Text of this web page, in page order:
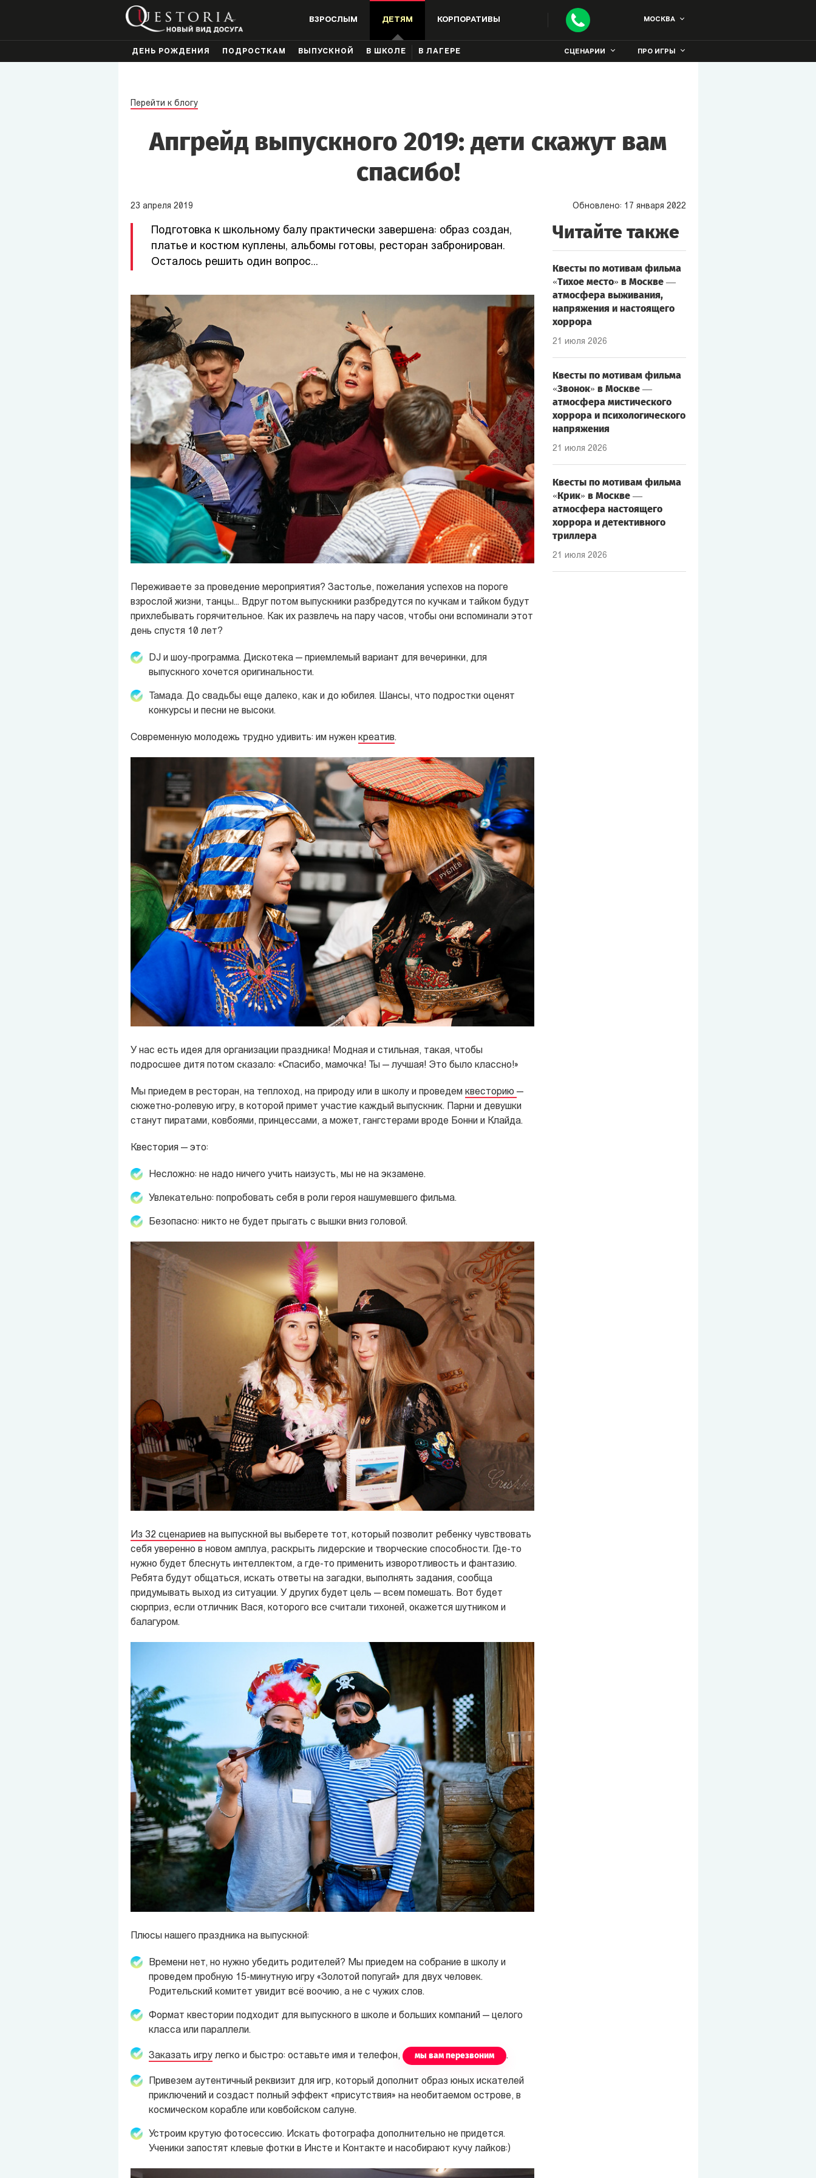
ВЗРОСЛЫМ ДЕТЯМ КОРПОРАТИВЫ МОСКВА
ДЕНЬ РОЖДЕНИЯ ПОДРОСТКАМ ВЫПУСКНОЙ В ШКОЛЕ В ЛАГЕРЕ СЦЕНАРИИ ПРО ИГРЫ
Перейти к блогу
Апгрейд выпускного 2019: дети скажут вам
спасибо!
23 апреля 2019 Обновлено: 17 января 2022
Подготовка к школьному балу практически завершена: образ создан,
платье и костюм куплены, альбомы готовы, ресторан забронирован.
Осталось решить один вопрос...
Переживаете за проведение мероприятия? Застолье, пожелания успехов на пороге
взрослой жизни, танцы… Вдруг потом выпускники разбредутся по кучкам и тайком будут
прихлебывать горячительное. Как их развлечь на пару часов, чтобы они вспоминали этот
день спустя 10 лет?
DJ и шоу-программа. Дискотека — приемлемый вариант для вечеринки, для
выпускного хочется оригинальности.
Тамада. До свадьбы еще далеко, как и до юбилея. Шансы, что подростки оценят
конкурсы и песни не высоки.
Современную молодежь трудно удивить: им нужен креатив.
У нас есть идея для организации праздника! Модная и стильная, такая, чтобы
подросшее дитя потом сказало: «Спасибо, мамочка! Ты — лучшая! Это было классно!»
Мы приедем в ресторан, на теплоход, на природу или в школу и проведем квесторию —
сюжетно-ролевую игру, в которой примет участие каждый выпускник. Парни и девушки
станут пиратами, ковбоями, принцессами, а может, гангстерами вроде Бонни и Клайда.
Квестория — это:
Несложно: не надо ничего учить наизусть, мы не на экзамене.
Увлекательно: попробовать себя в роли героя нашумевшего фильма.
Безопасно: никто не будет прыгать с вышки вниз головой.
Из 32 сценариев на выпускной вы выберете тот, который позволит ребенку чувствовать
себя уверенно в новом амплуа, раскрыть лидерские и творческие способности. Где-то
нужно будет блеснуть интеллектом, а где-то применить изворотливость и фантазию.
Ребята будут общаться, искать ответы на загадки, выполнять задания, сообща
придумывать выход из ситуации. У других будет цель — всем помешать. Вот будет
сюрприз, если отличник Вася, которого все считали тихоней, окажется шутником и
балагуром.
Плюсы нашего праздника на выпускной:
Времени нет, но нужно убедить родителей? Мы приедем на собрание в школу и
проведем пробную 15-минутную игру «Золотой попугай» для двух человек.
Родительский комитет увидит всё воочию, а не с чужих слов.
Формат квестории подходит для выпускного в школе и больших компаний — целого
класса или параллели.
Заказать игрулегко и быстро: оставьте имя и телефон, мы вам перезвоним .
Привезем аутентичный реквизит для игр, который дополнит образ юных искателей
приключений и создаст полный эффект «присутствия» на необитаемом острове, в
космическом корабле или ковбойском салуне.
Устроим крутую фотосессию. Искать фотографа дополнительно не придется.
Ученики запостят клевые фотки в Инсте и Контакте и насобирают кучу лайков:)
Читайте также
Квесты по мотивам фильма
«Тихое место» в Москве —
атмосфера выживания,
напряжения и настоящего
хоррора
21 июля 2026
Квесты по мотивам фильма
«Звонок» в Москве —
атмосфера мистического
хоррора и психологического
напряжения
21 июля 2026
Квесты по мотивам фильма
«Крик» в Москве —
атмосфера настоящего
хоррора и детективного
триллера
21 июля 2026